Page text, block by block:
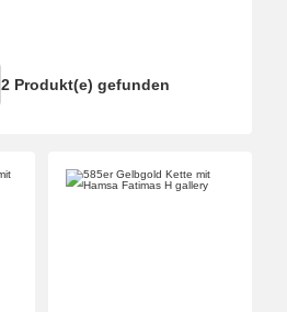
2 Produkt(e) gefunden